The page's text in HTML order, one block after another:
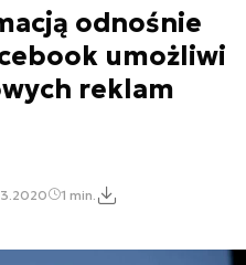
odnośnie
umożliwi
reklam
1 min.